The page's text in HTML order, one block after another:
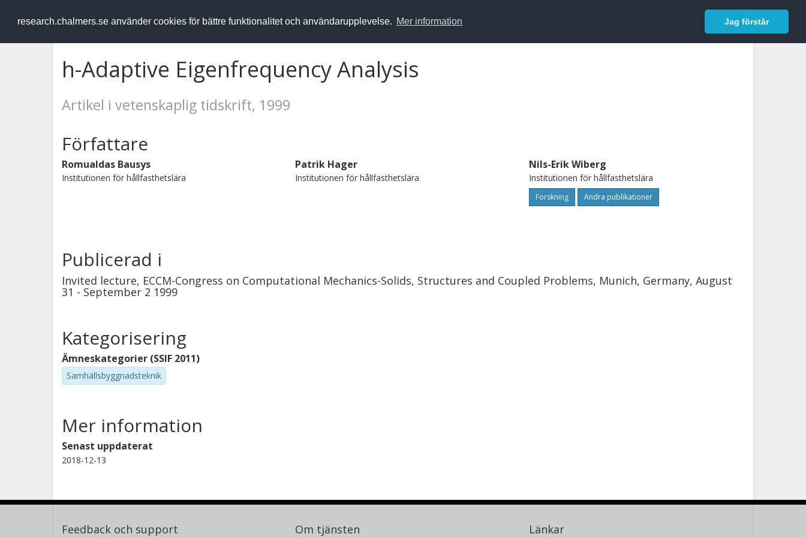
research.chalmers.se använder cookies för bättre funktionalitet och användarupplevelse. Mer information Jag förstår
RESEARCH.chalmers.se Logga in
h-Adaptive Eigenfrequency Analysis
Artikel i vetenskaplig tidskrift, 1999
Författare
Romualdas Bausys
Institutionen för hållfasthetslära
Patrik Hager
Institutionen för hållfasthetslära
Nils-Erik Wiberg
Institutionen för hållfasthetslära
Forskning Andra publikationer
Publicerad i
Invited lecture, ECCM-Congress on Computational Mechanics-Solids, Structures and Coupled Problems, Munich, Germany, August
31 - September 2 1999
Kategorisering
Ämneskategorier (SSIF 2011)
Samhällsbyggnadsteknik
Mer information
Senast uppdaterat
2018-12-13
Feedback och support Om tjänsten Länkar